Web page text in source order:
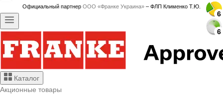
Официальный партнер ООО «Франке Украина» – ФЛП Клименко Т.Ю.
Каталог
Акционные товары
6
6
6
6
6
6
6
6
6
6
6
6
6
6
6
6
6
6
6
6
6
6
6
6
6
6
6
6